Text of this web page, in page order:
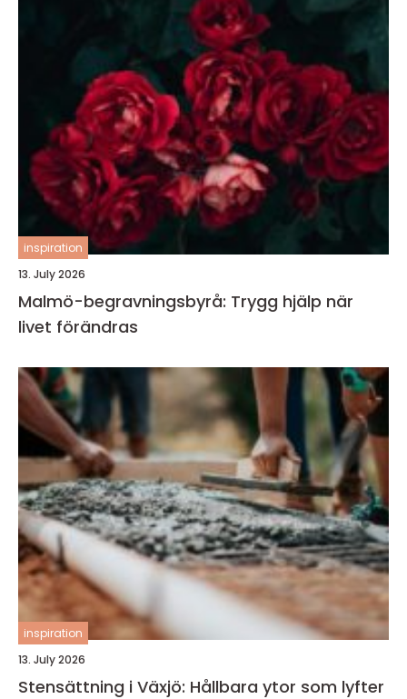
inspiration
13. July 2026
Malmö-begravningsbyrå: Trygg hjälp när
livet förändras
inspiration
13. July 2026
Stensättning i Växjö: Hållbara ytor som lyfter